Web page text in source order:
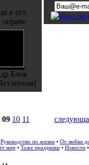
в его
оправе
Блок
09 10 11
Руководство по жизни • От любви
мир • Тоже праздники• Новости